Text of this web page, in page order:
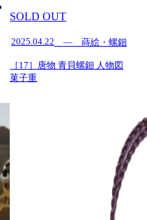
SOLD OUT
2025.04.22 — 蒔絵・螺鈿
［17］唐物 青貝螺鈿 人物図
菓子重